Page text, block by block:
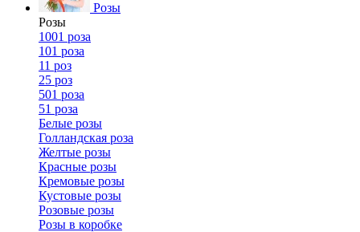
Розы
Розы
1001 роза
101 роза
11 роз
25 роз
501 роза
51 роза
Белые розы
Голландская роза
Желтые розы
Красные розы
Кремовые розы
Кустовые розы
Розовые розы
Розы в коробке